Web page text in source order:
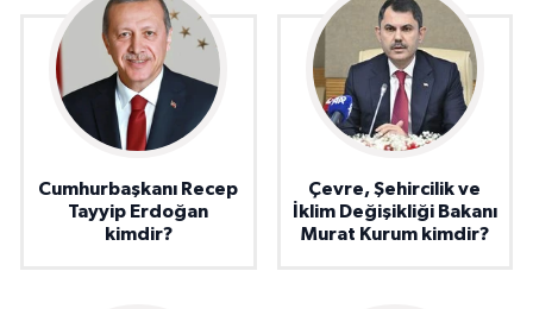
Cumhurbaşkanı Recep
Tayyip Erdoğan
kimdir?
Çevre, Şehircilik ve
İklim Değişikliği Bakanı
Murat Kurum kimdir?